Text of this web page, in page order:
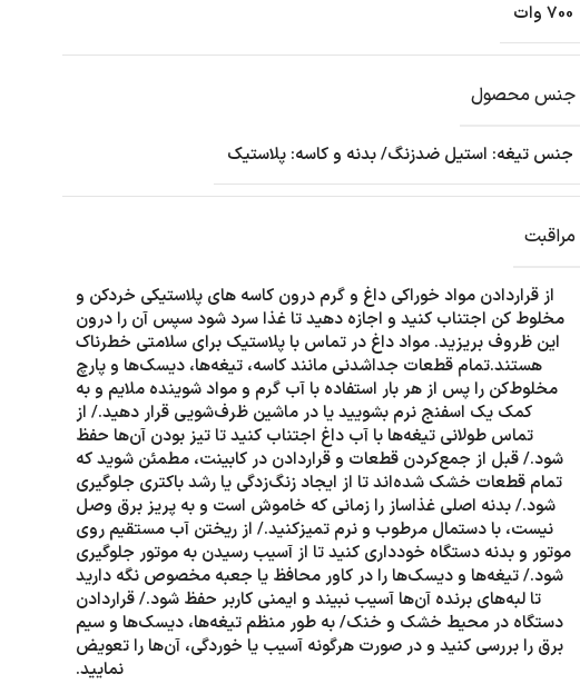
700 وات
جنس محصول
جنس تیغه: استیل ضدزنگ/ بدنه و کاسه: پلاستیک
مراقبت
از قراردادن مواد خوراکی داغ و گرم درون کاسه های پلاستیکی خردکن و
مخلوط کن اجتناب کنید و اجازه دهید تا غذا سرد شود سپس آن را درون
این ظروف بریزید. مواد داغ در تماس با پلاستیک برای سلامتی خطرناک
هستند.تمام قطعات جداشدنی مانند کاسه، تیغه‌ها، دیسک‌ها و پارچ
مخلوط‌کن را پس از هر بار استفاده با آب گرم و مواد شوینده ملایم و به
کمک یک اسفنج نرم بشویید یا در ماشین ظرف‌شویی قرار دهید./ از
تماس طولانی تیغه‌ها با آب داغ اجتناب کنید تا تیز بودن آن‌ها حفظ
شود./ قبل از جمع‌کردن قطعات و قراردادن در کابینت، مطمئن شوید که
تمام قطعات خشک شده‌اند تا از ایجاد زنگ‌زدگی یا رشد باکتری جلوگیری
شود./ بدنه اصلی غذاساز را زمانی که خاموش است و به پریز برق وصل
نیست، با دستمال مرطوب و نرم تمیزکنید./ از ریختن آب مستقیم روی
موتور و بدنه دستگاه خودداری کنید تا از آسیب رسیدن به موتور جلوگیری
شود./ تیغه‌ها و دیسک‌ها را در کاور محافظ یا جعبه مخصوص نگه دارید
تا لبه‌های برنده آن‌ها آسیب نبیند و ایمنی کاربر حفظ شود./ قراردادن
دستگاه در محیط خشک و خنک/ به طور منظم تیغه‌ها، دیسک‌ها و سیم
برق را بررسی کنید و در صورت هرگونه آسیب یا خوردگی، آن‌ها را تعویض
نمایید.